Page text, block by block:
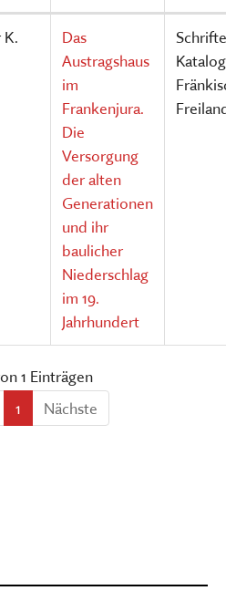
K.
Das
Austragshaus
im
Frankenjura.
Die
Versorgung
der alten
Generationen
und ihr
baulicher
Niederschlag
im 19.
Jahrhundert
1 Einträgen
1 Nächste